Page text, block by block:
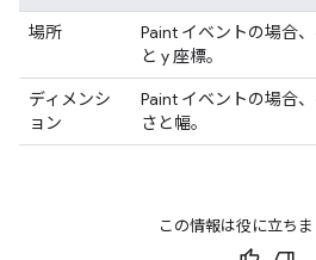
場所
Paint イベントの場合
と y 座標。
ディメンシ
ョン
Paint イベントの場合
さと幅。
この情報は役に立ち